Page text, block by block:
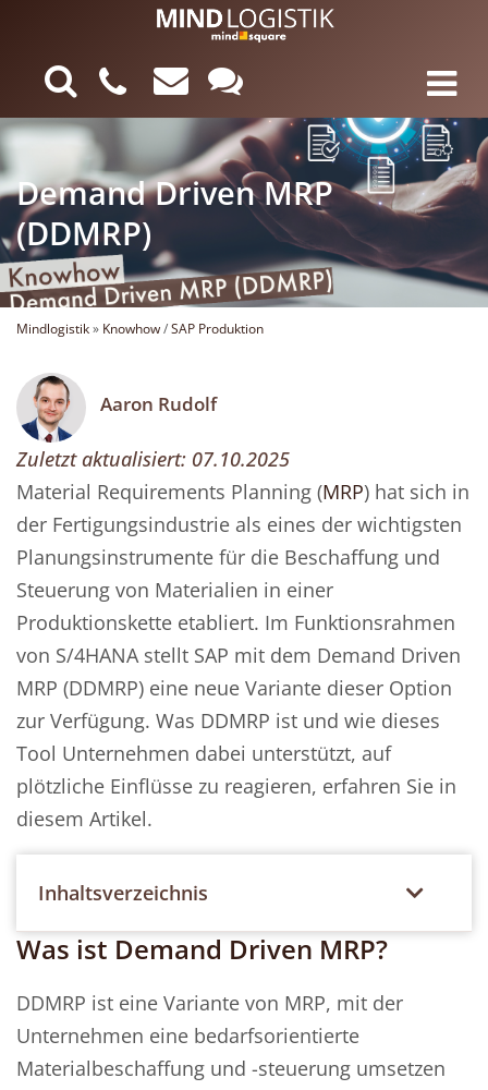
Demand Driven MRP
(DDMRP)
Mindlogistik» Knowhow/SAP Produktion
Aaron Rudolf
Zuletzt aktualisiert: 07.10.2025
Material Requirements Planning (MRP) hat sich in
der Fertigungsindustrie als eines der wichtigsten
Planungsinstrumente für die Beschaffung und
Steuerung von Materialien in einer
Produktionskette etabliert. Im Funktionsrahmen
von S/4HANA stellt SAP mit dem Demand Driven
MRP (DDMRP) eine neue Variante dieser Option
zur Verfügung. Was DDMRP ist und wie dieses
Tool Unternehmen dabei unterstützt, auf
plötzliche Einflüsse zu reagieren, erfahren Sie in
diesem Artikel.
Inhaltsverzeichnis
Was ist Demand Driven MRP?
DDMRP ist eine Variante von MRP, mit der
Unternehmen eine bedarfsorientierte
Materialbeschaffung und -steuerung umsetzen